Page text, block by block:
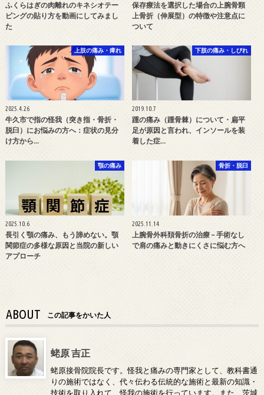
ふくらはぎの肉離れのキネシオテー
ピングの貼り方を動画にしてみまし
た
保存療法を選択した場合の上腕骨顆
上骨折（伸展型）の特徴や注意点に
ついて
上肢の痛み・痺れ
2025.4.26
牛久市で指の怪我（突き指・骨折・
脱臼）にお悩みの方へ：症状の見分
け方から…
下肢の痛み・しびれ
2019.10.7
踵の痛み（踵骨棘）について・扁平
足が原因と言われ、インソールを装
着した症…
顎の痛み
2025.10.6
長引く顎の痛み、もう諦めない。顎
関節症の多様な原因と当院の新しい
アプローチ
骨折・脱臼
2025.11.14
上腕骨外科頚骨折の治療 – 手術なし
で肩の痛みと動きにくさに悩む方へ
ABOUT この記事をかいた人
蛯原 吉正
蛯原接骨院院長です。怪我と痛みの専門家として、教科書通
りの施術ではなく、代々伝わる伝統的な施術と最新の知識・
技術を取り入れて、怪我の施術を行っています。また、茨城